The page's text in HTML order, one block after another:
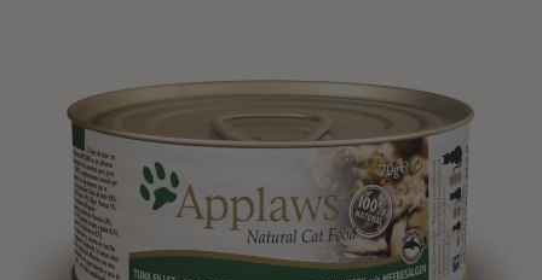
Uw winkelwagen is leeg.
Vul hem met producten.